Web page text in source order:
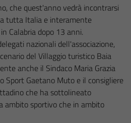
che quest'anno vedrà incontrarsi
tutta Italia e interamente
Calabria dopo 13 anni.
nazionali dell'associazione,
del Villaggio turistico Baia
anche il Sindaco Maria Grazia
Sport Gaetano Muto e il consigliere
che ha sottolineato
ambito sportivo che in ambito